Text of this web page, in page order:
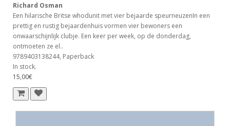
Richard Osman
Een hilarische Britse whodunit met vier bejaarde speurneuzenIn een
prettig en rustig bejaardenhuis vormen vier bewoners een
onwaarschijnlijk clubje. Een keer per week, op de donderdag,
ontmoeten ze el..
9789403138244, Paperback
In stock.
15,00€